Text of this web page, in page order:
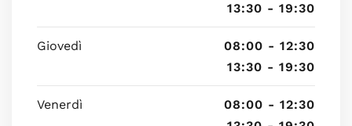
13:30 - 19:30
Giovedì
08:00 - 12:30
13:30 - 19:30
Venerdì
08:00 - 12:30